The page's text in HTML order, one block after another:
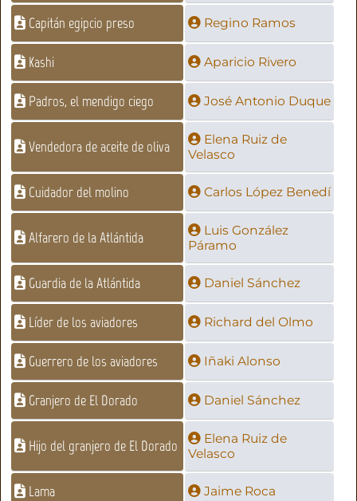
Capitán egipcio preso Regino Ramos
Kashi Aparicio Rivero
Padros, el mendigo ciego José Antonio Duque
Vendedora de aceite de oliva
Elena Ruiz de
Velasco
Cuidador del molino Carlos López Benedí
Alfarero de la Atlántida
Luis González
Páramo
Guardia de la Atlántida Daniel Sánchez
Líder de los aviadores Richard del Olmo
Guerrero de los aviadores Iñaki Alonso
Granjero de El Dorado Daniel Sánchez
Hijo del granjero de El Dorado
Elena Ruiz de
Velasco
Lama Jaime Roca